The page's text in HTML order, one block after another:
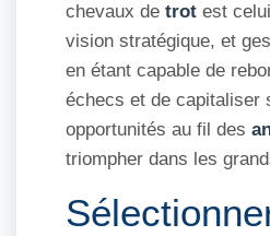
chevaux de trot est
vision stratégique, et
en étant capable de
échecs et de capitaliser
opportunités au fil des
triompher dans les